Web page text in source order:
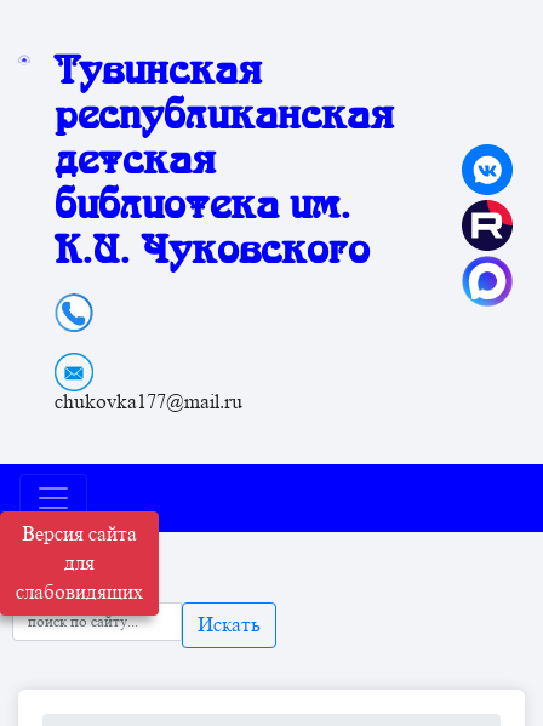
Версия сайта
для
слабовидящих
Тувинская
республиканская
детская
библиотека им.
К.И. Чуковского
chukovka177@mail.ru
Искать